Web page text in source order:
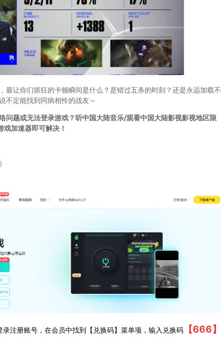
最让你们抓狂的卡顿瞬间是什么？是错过五杀的时刻？还是永远加载不
不定能找到同病相怜的战友～
问题或无法登录游戏？听中国大陆音乐/观看中国大陆影视影视地区限
加速器即可解决！
注册账号，在会员中找到【兑换码】菜单项，输入兑换码 【666】